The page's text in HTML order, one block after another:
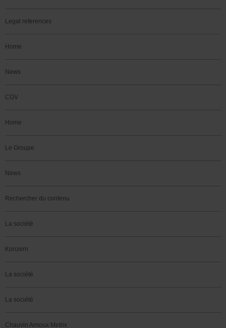
Legal references
Home
News
CGV
Home
Le Groupe
News
Rechercher du contenu
La société
Konzern
La société
La société
Chauvin Arnoux Metrix